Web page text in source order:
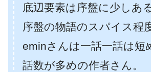
底辺要素は序盤に少しあ
序盤の物語のスパイス程
eminさんは一話一話は短
話数が多めの作者さん。